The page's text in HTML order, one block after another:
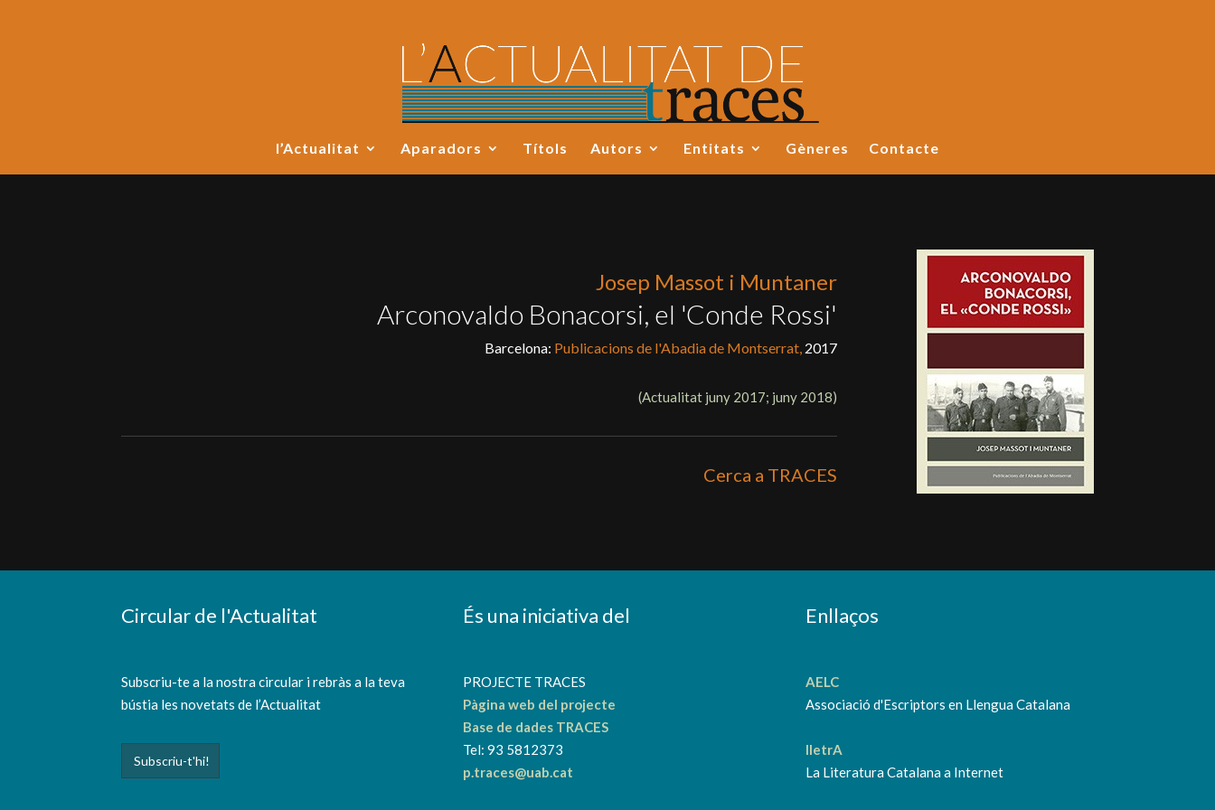
l’Actualitat Aparadors Títols Autors Entitats Gèneres Contacte
Josep Massot i Muntaner
Arconovaldo Bonacorsi, el 'Conde Rossi'
Barcelona: Publicacions de l'Abadia de Montserrat, 2017
(Actualitat juny 2017; juny 2018)
Cerca a TRACES
Circular de l'Actualitat
Subscriu-te a la nostra circular i rebràs a la teva
bústia les novetats de l’Actualitat
És una iniciativa del
PROJECTE TRACES
Pàgina web del projecte
Base de dades TRACES
Tel: 93 5812373
p.traces@uab.cat
Enllaços
AELC
Associació d'Escriptors en Llengua Catalana
lletrA
La Literatura Catalana a Internet